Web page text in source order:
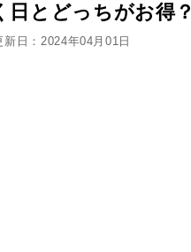
日とどっちがお得？
新日：2024年04月01日